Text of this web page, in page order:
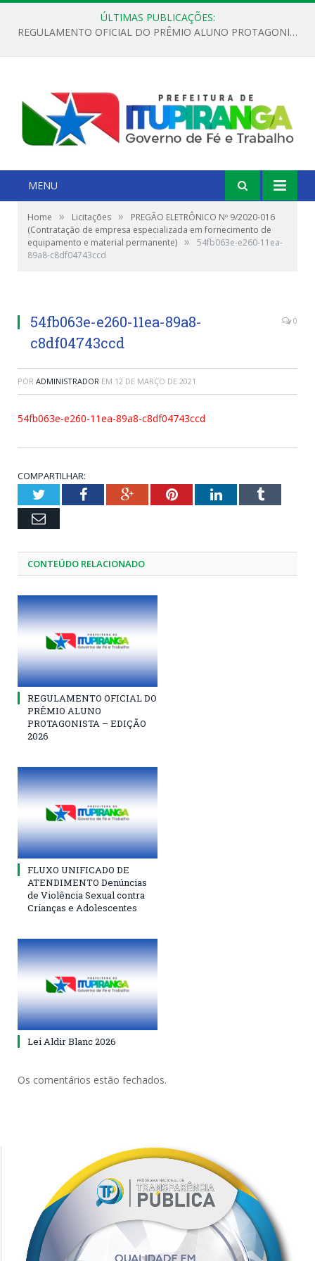
ÚLTIMAS PUBLICAÇÕES:
REGULAMENTO OFICIAL DO PRÊMIO ALUNO PROTAGONISTA – EDIÇÃO 2026
MENU
Home » Licitações »
PREGÃO ELETRÔNICO Nº 9/2020-016
(Contratação de empresa especializada em fornecimento de
equipamento e material permanente) »
54fb063e-e260-11ea-
89a8-c8df04743ccd
54fb063e-e260-11ea-89a8-
c8df04743ccd
0
POR ADMINISTRADOR EM 12 DE MARÇO DE 2021
54fb063e-e260-11ea-89a8-c8df04743ccd
COMPARTILHAR:
TwitterFacebookGoogle+PinterestLinkedInTumblr
Email
CONTEÚDO RELACIONADO
REGULAMENTO OFICIAL DO
PRÊMIO ALUNO
PROTAGONISTA – EDIÇÃO
2026
FLUXO UNIFICADO DE
ATENDIMENTO Denúncias
de Violência Sexual contra
Crianças e Adolescentes
Lei Aldir Blanc 2026
Os comentários estão fechados.